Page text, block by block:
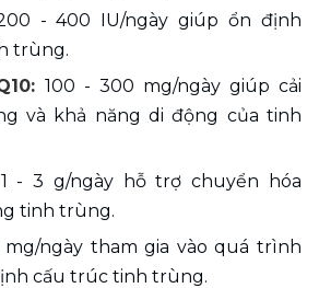
- 400 IU/ngày giúp ổn định
trùng.
100 - 300 mg/ngày giúp cải
và khả năng di động của tinh
- 3 g/ngày hỗ trợ chuyển hóa
tinh trùng.
mg/ngày tham gia vào quá trình
cấu trúc tinh trùng.